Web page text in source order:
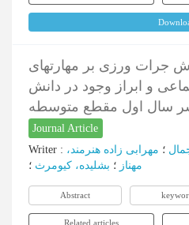
جرات ورزی بر مهارتهای
و ابراز وجود در دانش
سال اول مقطع متوسطه
Journal Article
Writer : ؛ مهرابی زاده هنرمند،
مهناز ؛ بشلیده، کیومرث ؛
Abstract
Related articles